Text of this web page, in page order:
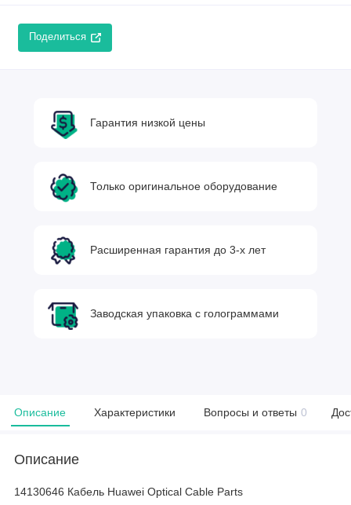
Поделиться
Гарантия низкой цены
Только оригинальное оборудование
Расширенная гарантия до 3-х лет
Заводская упаковка с голограммами
Описание Характеристики Вопросы и ответы 0
Описание
14130646 Кабель Huawei Optical Cable Parts